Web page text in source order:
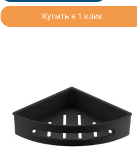
Купить в 1 клик